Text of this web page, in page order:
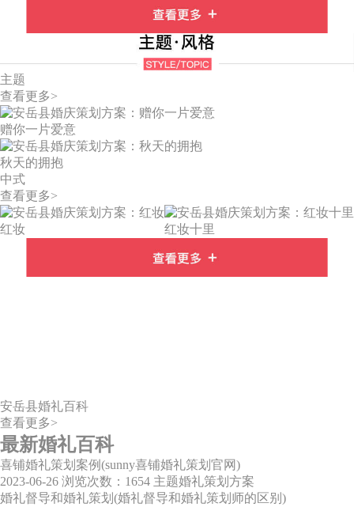
主题
查看更多>
赠你一片爱意
秋天的拥抱
中式
查看更多>
红妆 红妆十里
安岳县婚礼百科
查看更多>
最新婚礼百科
喜铺婚礼策划案例(sunny喜铺婚礼策划官网)
2023-06-26 浏览次数：1654 主题婚礼策划方案
婚礼督导和婚礼策划(婚礼督导和婚礼策划师的区别)